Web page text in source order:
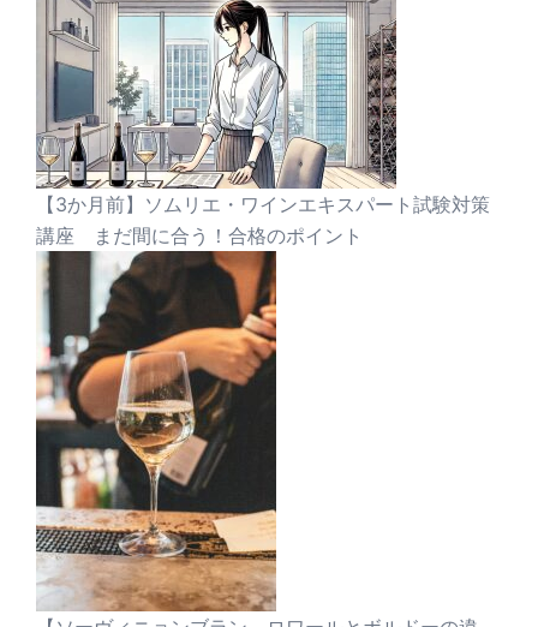
【3か月前】ソムリエ・ワインエキスパート試験対策
講座 まだ間に合う！合格のポイント